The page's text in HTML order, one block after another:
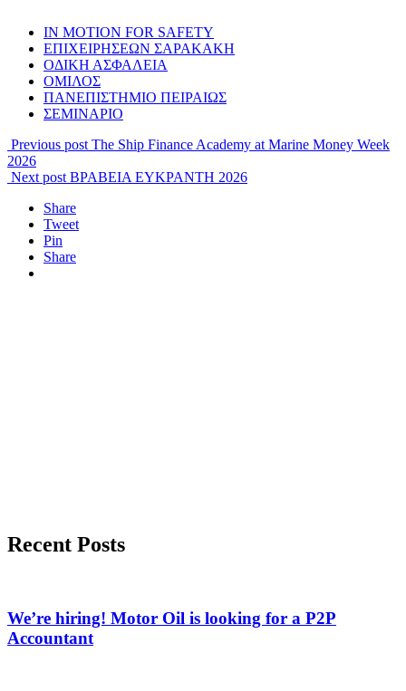
IN MOTION FOR SAFETY
ΕΠΙΧΕΙΡΗΣΕΩΝ ΣΑΡΑΚΑΚΗ
ΟΔΙΚΗ ΑΣΦΑΛΕΙΑ
ΟΜΙΛΟΣ
ΠΑΝΕΠΙΣΤΗΜΙΟ ΠΕΙΡΑΙΩΣ
ΣΕΜΙΝΑΡΙΟ
Previous post The Ship Finance Academy at Marine Money Week
2026
Next post ΒΡΑΒΕΙΑ ΕΥΚΡΑΝΤΗ 2026
Share
Tweet
Pin
Share
Recent Posts
We’re hiring! Motor Oil is looking for a P2P
Accountant